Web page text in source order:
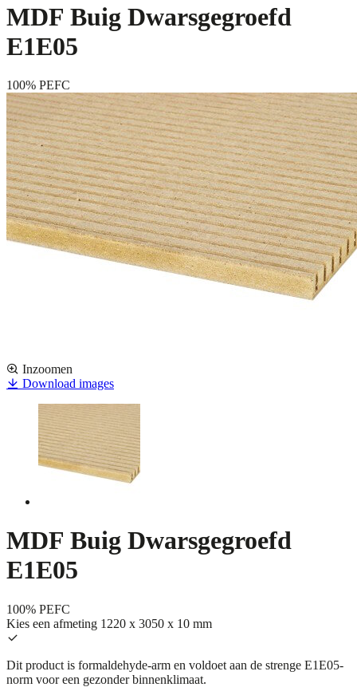
MDF Buig Dwarsgegroefd
E1E05
100% PEFC
Inzoomen
Download images
MDF Buig Dwarsgegroefd
E1E05
100% PEFC
Kies een afmeting 1220 x 3050 x 10 mm
Dit product is formaldehyde-arm en voldoet aan de strenge E1E05-
norm voor een gezonder binnenklimaat.